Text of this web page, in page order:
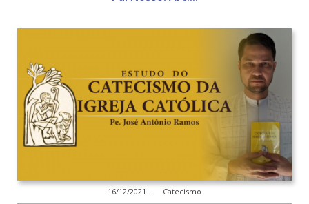
16/12/2021 . Catecismo